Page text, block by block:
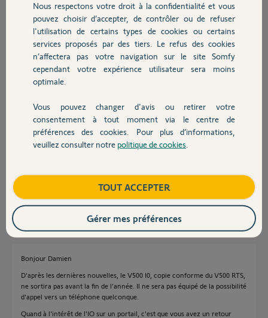
Chauffage
Autres produits
Devis avec un pro
Contact
convivial) .
Pouvez-vous me dire, s'il est possible, en prenant le V500 Pro Io,
avec moteur Elixo 500 Io, et en connectant la Tohama, d'avoir un
avertissement sur smartphone (ou quelque chose du genre) lorsque
quelqu'un sonne à la platine de rue pendant notre absence ? Et qui me
permettrait d'être avertie, et d'ouvrir a distance via le smartphone -
Tahoma Io - Elixo Io ?
RTS de base, pour mon utilisation.
En vous remerciant.
Damien B.
Participer au fil de discussion
Réponses
Bonjour Damien
D'après les dernières nouvelles, le V500 I0, copie conforme du V500 RTS,
ne sortira pas avant la fin de l'année. Il ne sera pas équipé de la possibilité
d'appel vers un téléphone quelconque.
Quand à l'intérêt de l'IO sur un portail, c'est que vous avez un retour
Nous respectons votre droit à la confidentialité et vous
pouvez choisir d’accepter, de contrôler ou de refuser
l'utilisation de certains types de cookies ou certains
services proposés par des tiers. Le refus des cookies
n’affectera pas votre navigation sur le site Somfy
cependant votre expérience utilisateur sera moins
optimale.
Vous pouvez changer d'avis ou retirer votre
consentement à tout moment via le centre de
préférences des cookies. Pour plus d’informations,
veuillez consulter notre politique de cookies
TOUT ACCEPTER
Gérer mes préférences